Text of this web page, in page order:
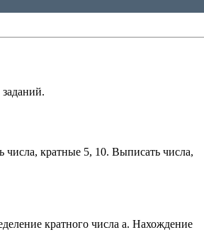
кратные 5, 10. Выписать числа,
кратного числа а. Нахождение